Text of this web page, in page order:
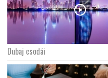
Dubaj csodái